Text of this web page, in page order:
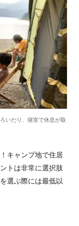
いだり、寝室で休息が取
キャンプ地で住居
トは非常に選択肢
選ぶ際には最低以